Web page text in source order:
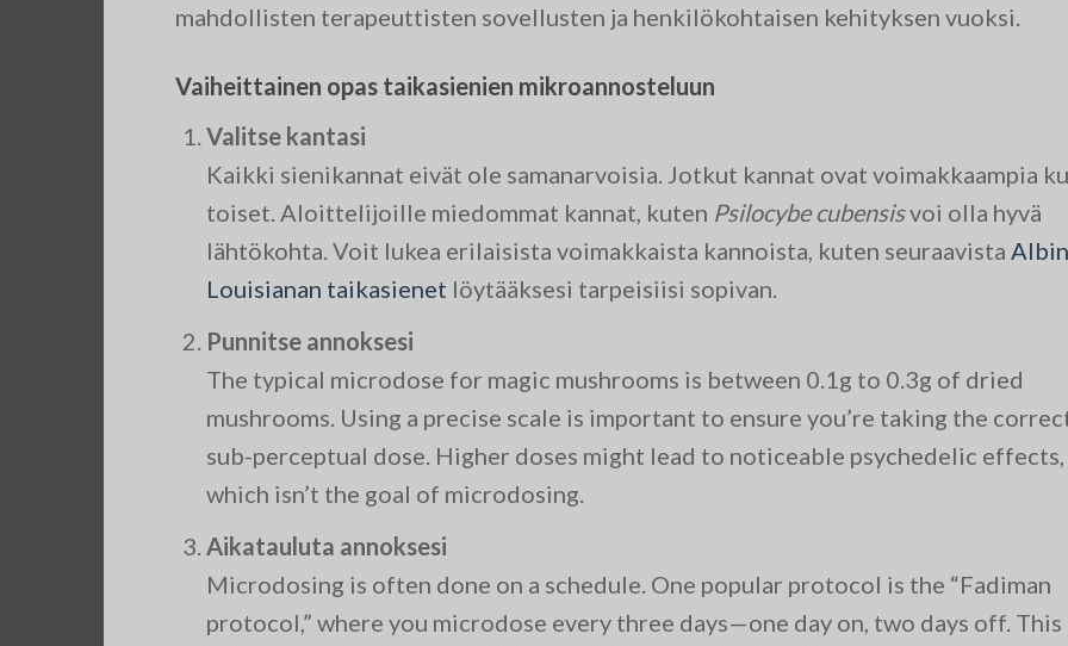
mahdollisten terapeuttisten sovellusten ja henkilökohtaisen kehityksen vuoksi.
Vaiheittainen opas taikasienien mikroannosteluun
Valitse kantasi
Kaikki sienikannat eivät ole samanarvoisia. Jotkut kannat ovat voimakkaampia
toiset. Aloittelijoille miedommat kannat, kuten Psilocybe cubensisvoi olla hyvä
lähtökohta. Voit lukea erilaisista voimakkaista kannoista, kuten seuraavista
Louisianan taikasienet löytääksesi tarpeisiisi sopivan.
Punnitse annoksesi
The typical microdose for magic mushrooms is between 0.1g to 0.3g of dried
mushrooms. Using a precise scale is important to ensure you’re taking the
sub-perceptual dose. Higher doses might lead to noticeable psychedelic effects,
which isn’t the goal of microdosing.
Aikatauluta annoksesi
Microdosing is often done on a schedule. One popular protocol is the “Fadiman
protocol,” where you microdose every three days—one day on, two days off. This